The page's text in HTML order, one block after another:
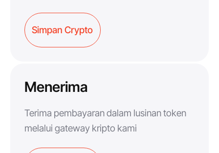
Simpan Crypto
Menerima
Terima pembayaran dalam lusinan token
melalui gateway kripto kami